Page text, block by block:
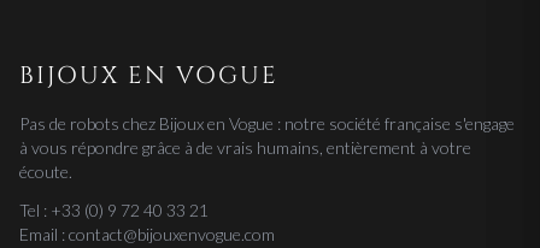
BIJOUX EN VOGUE
Pas de robots chez Bijoux en Vogue : notre société française s'engage
à vous répondre grâce à de vrais humains, entièrement à votre
écoute.
Tel : +33 (0) 9 72 40 33 21
Email : contact@bijouxenvogue.com